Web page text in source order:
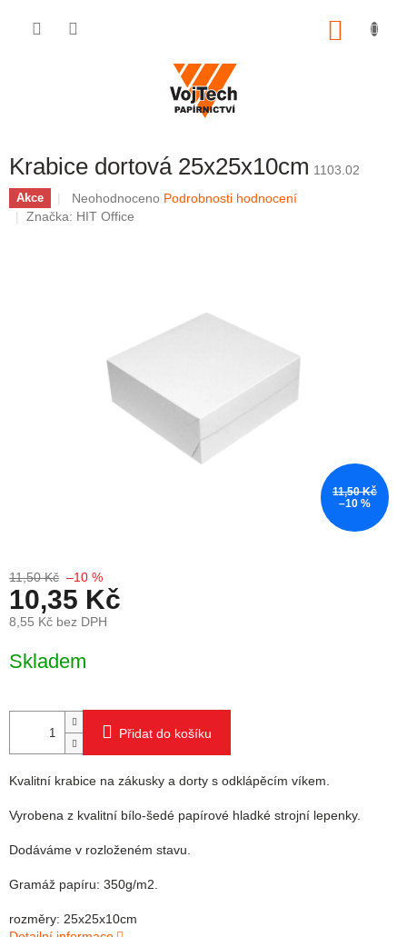
Krabice dortová 25x25x10cm 1103.02
Akce Průměrné hodnocení produktu je 0,0 z 5 hvězdiček.
Neohodnoceno Podrobnosti hodnocení
Značka: HIT Office
11,50 Kč
–10 %
11,50 Kč –10 %
10,35 Kč
8,55 Kč bez DPH
Skladem
Přidat do košíku
Kvalitní krabice na zákusky a dorty s odklápěcím víkem.
Vyrobena z kvalitní bílo-šedé papírové hladké strojní lepenky.
Dodáváme v rozloženém stavu.
Gramáž papíru: 350g/m2.
rozměry: 25x25x10cm